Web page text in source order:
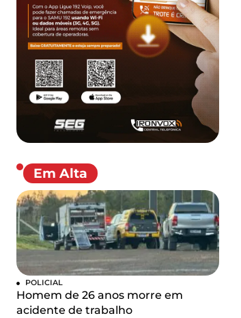
Em Alta
POLICIAL
Homem de 26 anos morre em
acidente de trabalho